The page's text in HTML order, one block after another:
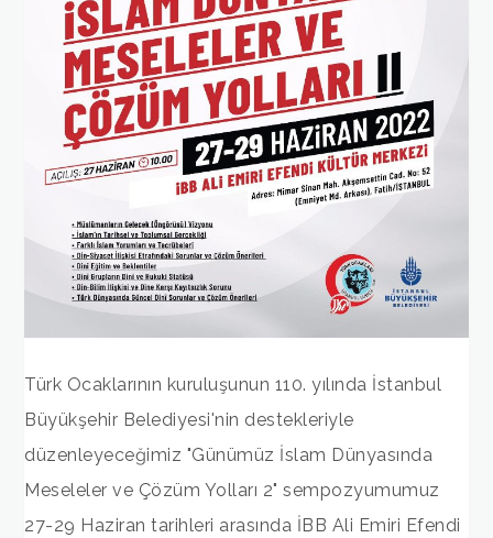
Türk Ocaklarının kuruluşunun 110. yılında İstanbul
Büyükşehir Belediyesi'nin destekleriyle
düzenleyeceğimiz "Günümüz İslam Dünyasında
Meseleler ve Çözüm Yolları 2" sempozyumumuz
27-29 Haziran tarihleri arasında İBB Ali Emiri Efendi